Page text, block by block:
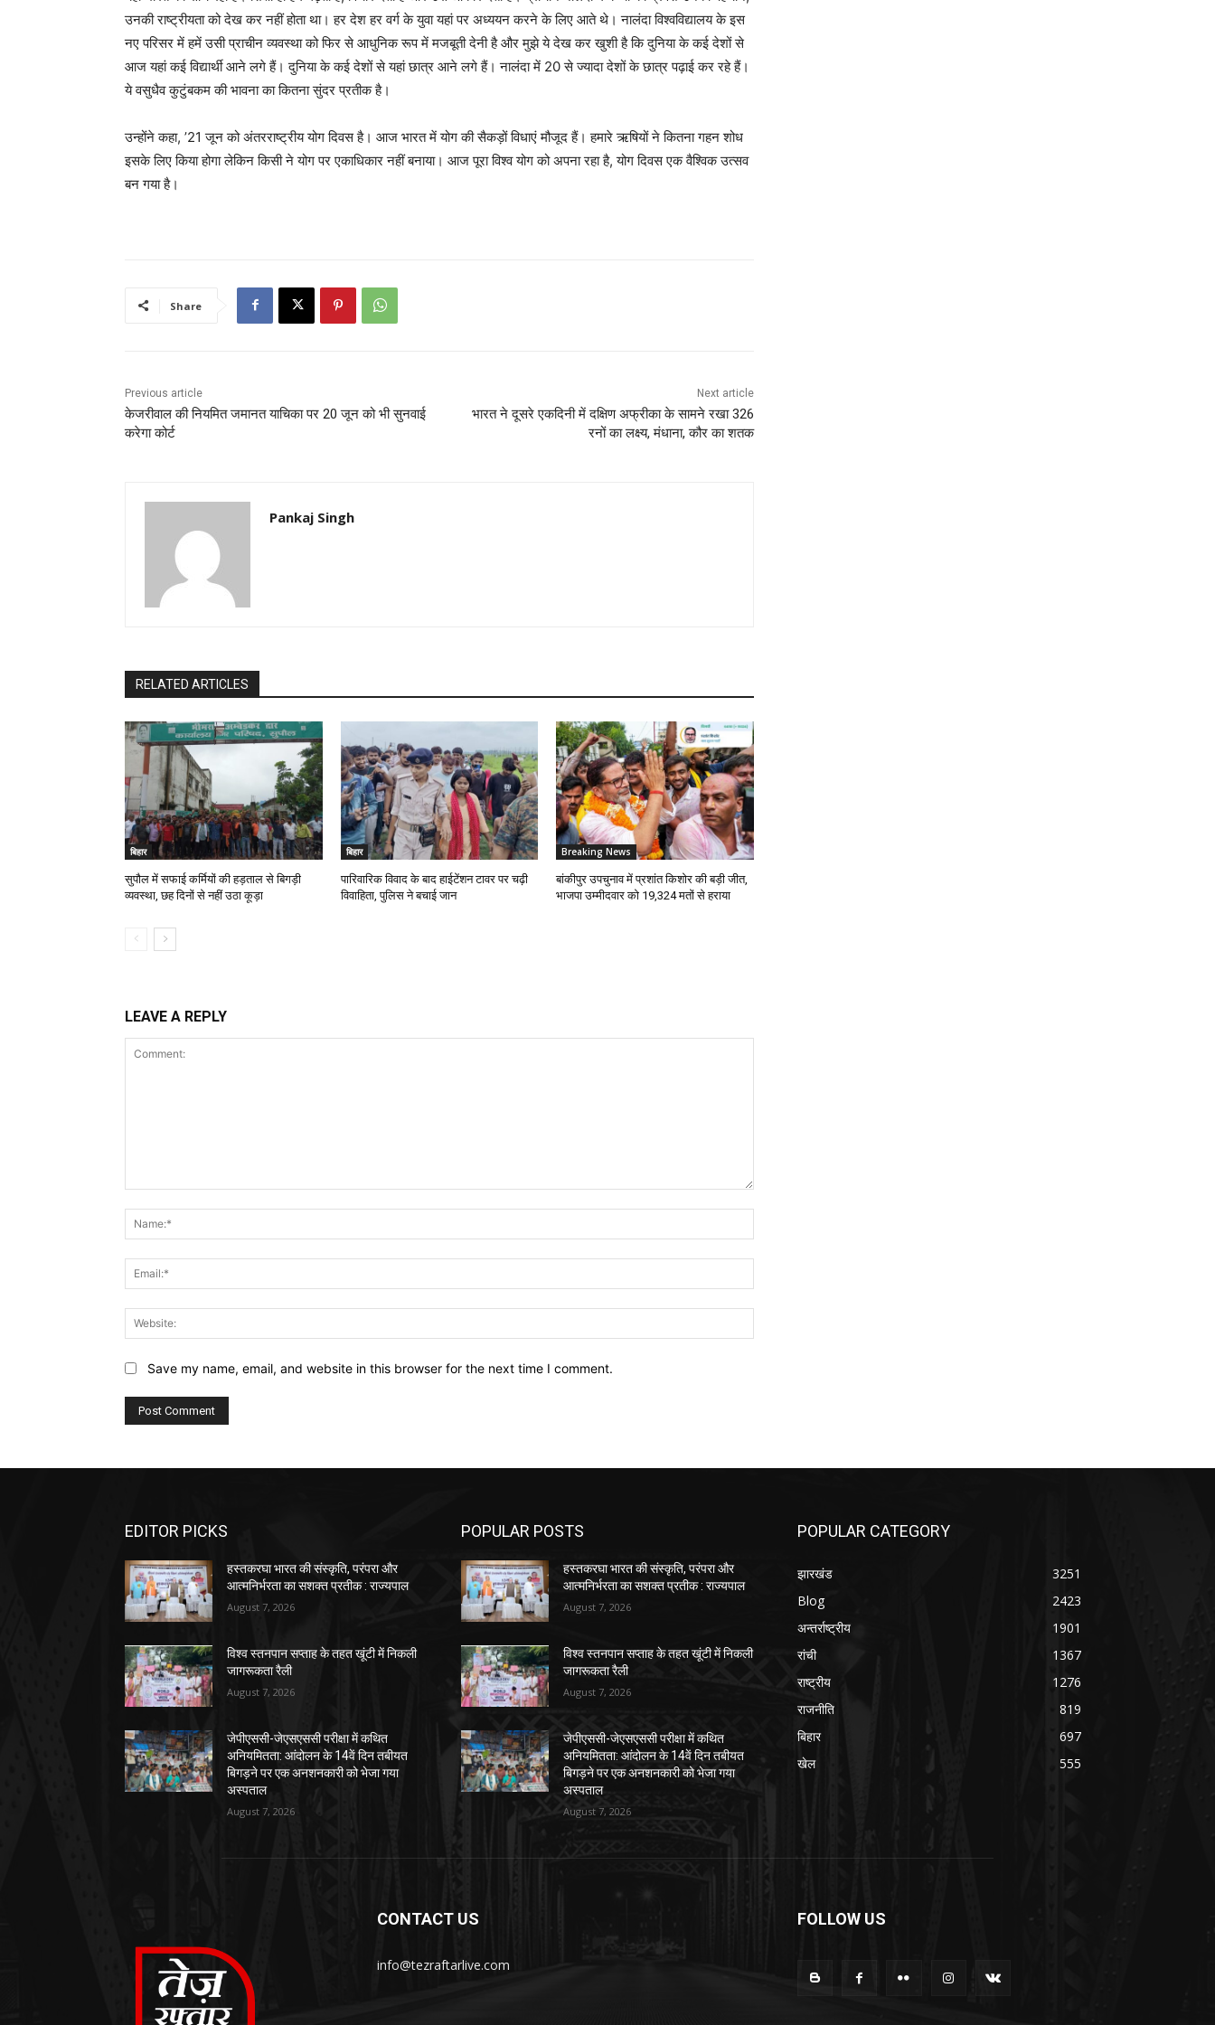
उनकी राष्ट्रीयता को देख कर नहीं होता था। हर देश हर वर्ग के युवा यहां पर अध्ययन करने के लिए आते थे। नालंदा विश्वविद्यालय के इस
नए परिसर में हमें उसी प्राचीन व्यवस्था को फिर से आधुनिक रूप में मजबूती देनी है और मुझे ये देख कर खुशी है कि दुनिया के कई देशों से
आज यहां कई विद्यार्थी आने लगे हैं। दुनिया के कई देशों से यहां छात्र आने लगे हैं। नालंदा में 20 से ज्यादा देशों के छात्र पढ़ाई कर रहे हैं।
ये वसुधैव कुटुंबकम की भावना का कितना सुंदर प्रतीक है।
उन्होंने कहा, ’21 जून को अंतरराष्ट्रीय योग दिवस है। आज भारत में योग की सैकड़ों विधाएं मौजूद हैं। हमारे ऋषियों ने कितना गहन शोध
इसके लिए किया होगा लेकिन किसी ने योग पर एकाधिकार नहीं बनाया। आज पूरा विश्व योग को अपना रहा है, योग दिवस एक वैश्विक उत्सव
बन गया है।
Share
Previous article
केजरीवाल की नियमित जमानत याचिका पर 20 जून को भी सुनवाई
करेगा कोर्ट
Next article
भारत ने दूसरे एकदिनी में दक्षिण अफ्रीका के सामने रखा 326
रनों का लक्ष्य, मंधाना, कौर का शतक
Pankaj Singh
RELATED ARTICLES
बिहार
सुपौल में सफाई कर्मियों की हड़ताल से बिगड़ी
व्यवस्था, छह दिनों से नहीं उठा कूड़ा
बिहार
पारिवारिक विवाद के बाद हाईटेंशन टावर पर चढ़ी
विवाहिता, पुलिस ने बचाई जान
Breaking News
बांकीपुर उपचुनाव में प्रशांत किशोर की बड़ी जीत,
भाजपा उम्मीदवार को 19,324 मतों से हराया
LEAVE A REPLY
Save my name, email, and website in this browser for the next time I comment.
EDITOR PICKS
हस्तकरघा भारत की संस्कृति, परंपरा और
आत्मनिर्भरता का सशक्त प्रतीक : राज्यपाल
August 7, 2026
विश्व स्तनपान सप्ताह के तहत खूंटी में निकली
जागरूकता रैली
August 7, 2026
जेपीएससी-जेएसएससी परीक्षा में कथित
अनियमितता: आंदोलन के 14वें दिन तबीयत
बिगड़ने पर एक अनशनकारी को भेजा गया
अस्पताल
August 7, 2026
POPULAR POSTS
हस्तकरघा भारत की संस्कृति, परंपरा और
आत्मनिर्भरता का सशक्त प्रतीक : राज्यपाल
August 7, 2026
विश्व स्तनपान सप्ताह के तहत खूंटी में निकली
जागरूकता रैली
August 7, 2026
जेपीएससी-जेएसएससी परीक्षा में कथित
अनियमितता: आंदोलन के 14वें दिन तबीयत
बिगड़ने पर एक अनशनकारी को भेजा गया
अस्पताल
August 7, 2026
POPULAR CATEGORY
झारखंड
3251
Blog
2423
अन्तर्राष्ट्रीय
1901
रांची
1367
राष्ट्रीय
1276
राजनीति
819
बिहार
697
खेल
555
CONTACT US
info@tezraftarlive.com
FOLLOW US